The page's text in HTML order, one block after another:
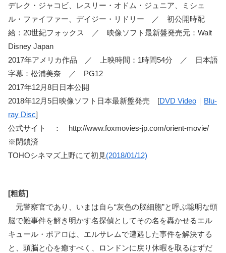
デレク・ジャコビ、レスリー・オドム・ジュニア、ミシェ
ル・ファイファー、デイジー・リドリー ／ 初公開時配
給：20世紀フォックス ／ 映像ソフト最新盤発売元：Walt
Disney Japan
2017年アメリカ作品 ／ 上映時間：1時間54分 ／ 日本語
字幕：松浦美奈 ／ PG12
2017年12月8日日本公開
2018年12月5日映像ソフト日本最新盤発売 [DVD Video ｜ Blu-
ray Disc]
公式サイト ： http://www.foxmovies-jp.com/orient-movie/
※閉鎖済
TOHOシネマズ上野にて初見(2018/01/12)
[粗筋]
元警察官であり、いまは自ら“灰色の脳細胞”と呼ぶ聡明な頭
脳で難事件を解き明かす名探偵としてその名を轟かせるエル
キュール・ポアロは、エルサレムで遭遇した事件を解決する
と、頭脳と心を癒すべく、ロンドンに戻り休暇を取るはずだ